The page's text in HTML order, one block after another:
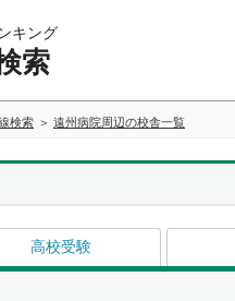
キング
索
検索 遠州病院周辺の校舎一覧
高校受験